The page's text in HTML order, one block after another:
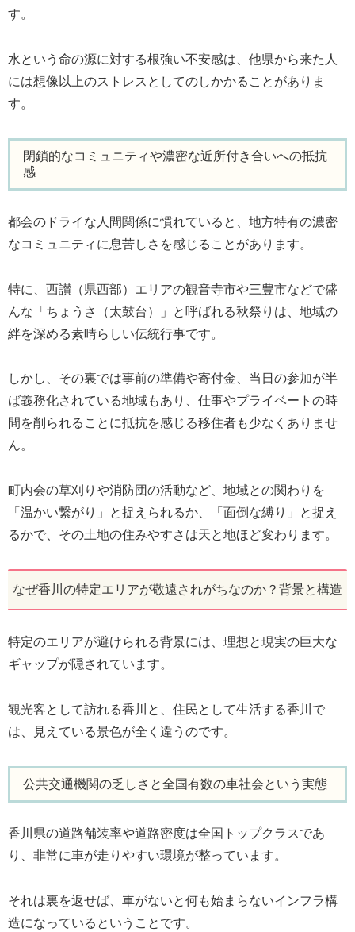
す。
水という命の源に対する根強い不安感は、他県から来た人
には想像以上のストレスとしてのしかかることがありま
す。
閉鎖的なコミュニティや濃密な近所付き合いへの抵抗
感
都会のドライな人間関係に慣れていると、地方特有の濃密
なコミュニティに息苦しさを感じることがあります。
特に、西讃（県西部）エリアの観音寺市や三豊市などで盛
んな「ちょうさ（太鼓台）」と呼ばれる秋祭りは、地域の
絆を深める素晴らしい伝統行事です。
しかし、その裏では事前の準備や寄付金、当日の参加が半
ば義務化されている地域もあり、仕事やプライベートの時
間を削られることに抵抗を感じる移住者も少なくありませ
ん。
町内会の草刈りや消防団の活動など、地域との関わりを
「温かい繋がり」と捉えられるか、「面倒な縛り」と捉え
るかで、その土地の住みやすさは天と地ほど変わります。
なぜ香川の特定エリアが敬遠されがちなのか？背景と構造
特定のエリアが避けられる背景には、理想と現実の巨大な
ギャップが隠されています。
観光客として訪れる香川と、住民として生活する香川で
は、見えている景色が全く違うのです。
公共交通機関の乏しさと全国有数の車社会という実態
香川県の道路舗装率や道路密度は全国トップクラスであ
り、非常に車が走りやすい環境が整っています。
それは裏を返せば、車がないと何も始まらないインフラ構
造になっているということです。